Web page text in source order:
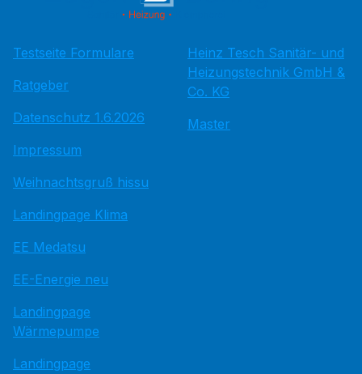
Testseite Formulare
Ratgeber
Datenschutz 1.6.2026
Impressum
Weihnachtsgruß hissu
Landingpage Klima
EE Medatsu
EE-Energie neu
Landingpage
Wärmepumpe
Landingpage
Heinz Tesch Sanitär- und
Heizungstechnik GmbH &
Co. KG
Master